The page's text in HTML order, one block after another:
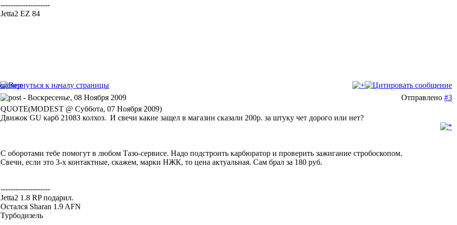
--------------------
Jetta2 EZ 84
- Воскресенье, 08 Ноября 2009 Отправлено #3
QUOTE(MODEST @ Суббота, 07 Ноября 2009)
Движок GU карб 21083 колхоз. И свечи какие защел в магазин сказали 200р. за штуку чет дорого или нет?
С оборотами тебе помогут в любом Тазо-сервисе. Надо подстроить карбюратор и проверить зажигание стробоскопом.
Свечи, если это 3-х контактные, скажем, марки НЖК, то цена актуальная. Сам брал за 180 руб.
--------------------
Jetta2 1.8 RP подарил.
Остался Sharan 1.9 AFN
Турбодизель